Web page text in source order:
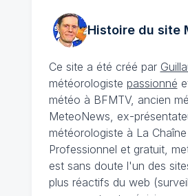
Histoire du site
Ce site a été créé par
météorologiste passionné
météo à BFMTV, ancien
MeteoNews, ex-
météorologiste à La
Professionnel et gratuit,
est sans doute l'un des
plus réactifs du web